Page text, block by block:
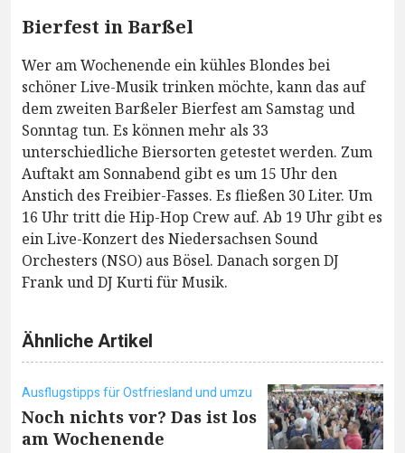
Bierfest in Barßel
Wer am Wochenende ein kühles Blondes bei
schöner Live-Musik trinken möchte, kann das auf
dem zweiten Barßeler Bierfest am Samstag und
Sonntag tun. Es können mehr als 33
unterschiedliche Biersorten getestet werden. Zum
Auftakt am Sonnabend gibt es um 15 Uhr den
Anstich des Freibier-Fasses. Es fließen 30 Liter. Um
16 Uhr tritt die Hip-Hop Crew auf. Ab 19 Uhr gibt es
ein Live-Konzert des Niedersachsen Sound
Orchesters (NSO) aus Bösel. Danach sorgen DJ
Frank und DJ Kurti für Musik.
Ähnliche Artikel
Ausflugstipps für Ostfriesland und umzu
Noch nichts vor? Das ist los
am Wochenende